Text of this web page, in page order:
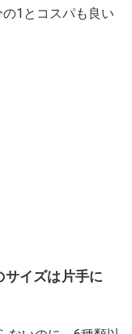
1とコスパも良い
イズは片手に